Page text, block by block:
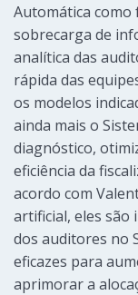
Automática
sobrecarga de
analítica das
rápida das
os modelos
ainda mais o
diagnóstico,
eficiência da
acordo com
artificial, eles são
dos auditores no
eficazes para
aprimorar a